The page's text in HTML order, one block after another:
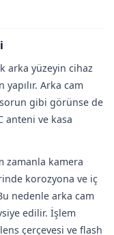
arka yüzeyin cihaz
yapılır. Arka cam
sorun gibi görünse de
anteni ve kasa
zamanla kamera
korozyona ve iç
nedenle arka cam
edilir. İşlem
çerçevesi ve flash